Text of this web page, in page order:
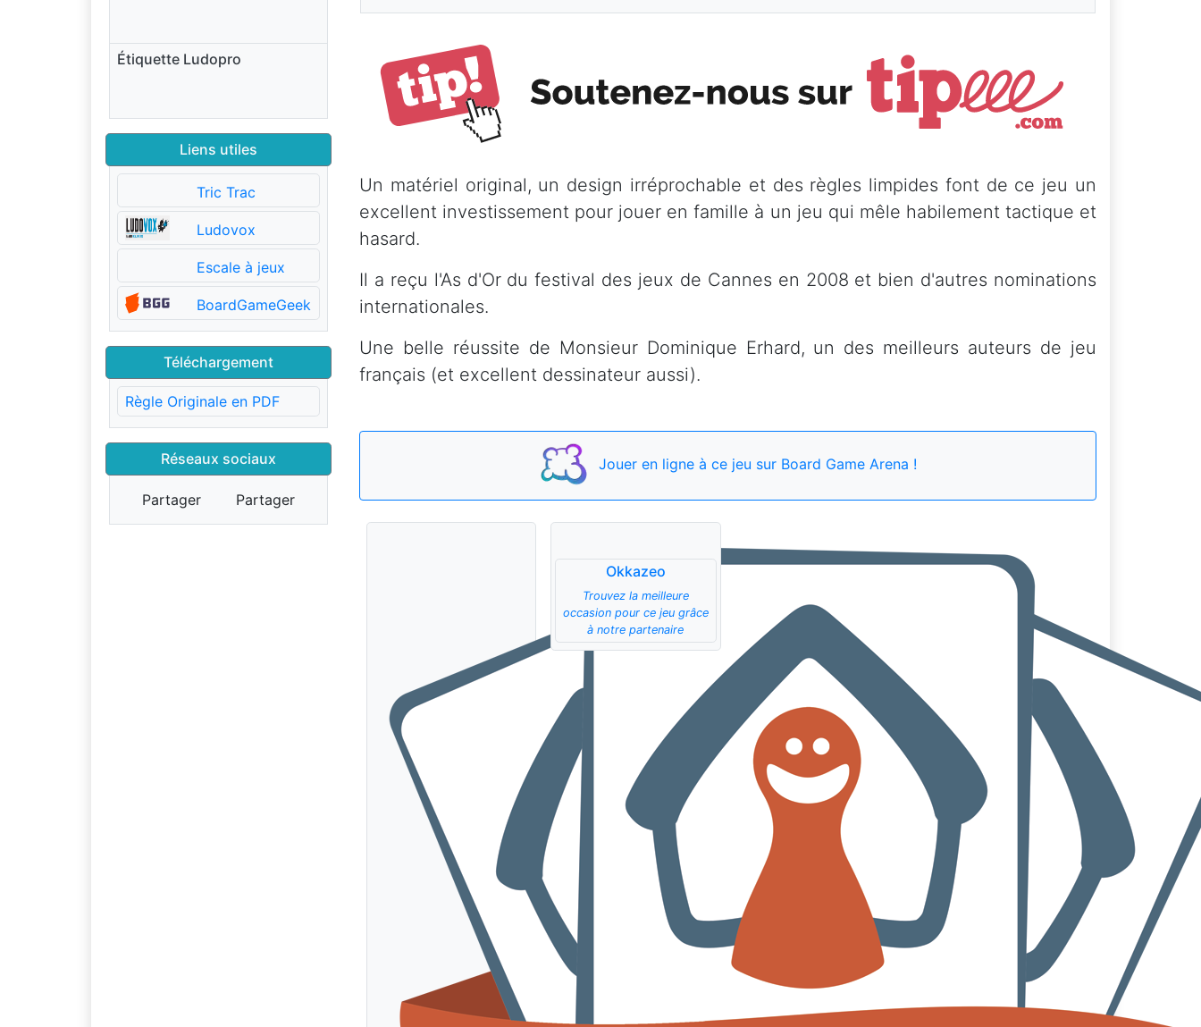
Étiquette Ludopro
Liens utiles
Tric Trac
Ludovox
Escale à jeux
BoardGameGeek
Téléchargement
Règle Originale en PDF
Réseaux sociaux
Partager Partager
Un matériel original, un design irréprochable et des règles limpides font de ce jeu un
excellent investissement pour jouer en famille à un jeu qui mêle habilement tactique et
hasard.
Il a reçu l'As d'Or du festival des jeux de Cannes en 2008 et bien d'autres nominations
internationales.
Une belle réussite de Monsieur Dominique Erhard, un des meilleurs auteurs de jeu
français (et excellent dessinateur aussi).
Jouer en ligne à ce jeu sur Board Game Arena !
Okkazeo
Trouvez la meilleure
occasion pour ce jeu grâce
à notre partenaire